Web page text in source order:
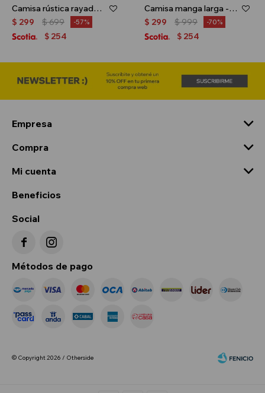
Camisa rústica rayada - Beige
$ 299 $699 57
$ 254
Camisa manga larga - Gris oscuro
$ 299 $999 70
$ 254
Empresa
Compra
Mi cuenta
Beneficios
Social
 
Métodos de pago
© Copyright 2026 / Otherside